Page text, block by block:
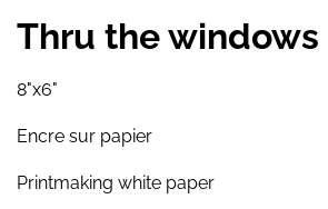
Thru the windows
8"x6"
Encre sur papier
Printmaking white paper